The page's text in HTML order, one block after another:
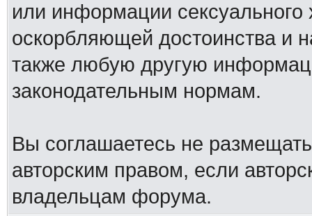
или информации
оскорбляющей достоинства и
также любую другую
законодательным нормам.
Вы соглашаетесь не
авторским правом, если
владельцам форума.